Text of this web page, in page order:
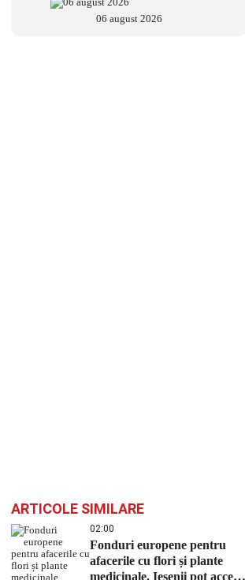
06 august 2026
ARTICOLE SIMILARE
02:00
Fonduri europene pentru
afacerile cu flori și plante
medicinale. Ieșenii pot accesa